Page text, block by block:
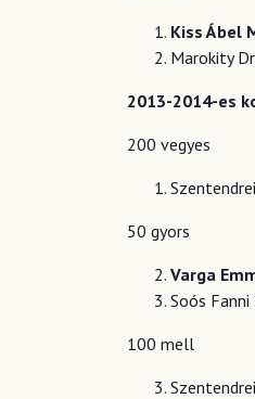
Kiss Ábel
Marokity
2013-2014-es
200 vegyes
50 gyors
Varga
Soós
100 mell